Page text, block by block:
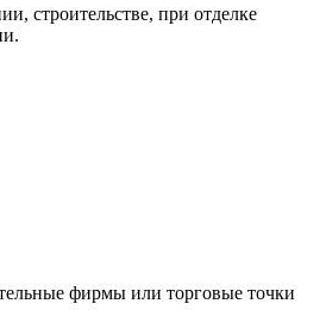
строительстве, при отделке
фирмы или торговые точки